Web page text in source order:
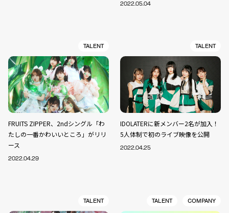
2022.05.04
TALENT
FRUITS ZIPPER、2ndシングル「わ
たしの一番かわいいところ」がリリ
ース
2022.04.29
TALENT
IDOLATERに新メンバー2名が加入！
5人体制で初のライブ映像を公開
2022.04.25
TALENT TALENT COMPANY